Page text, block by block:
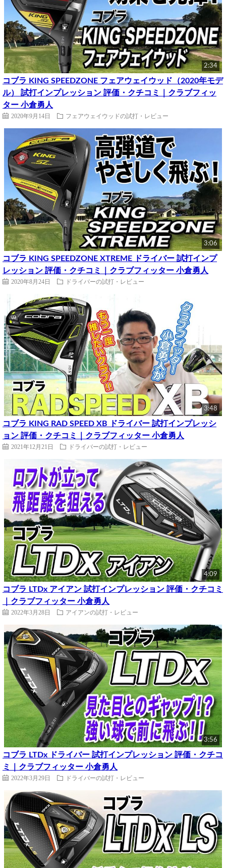
2:34
コブラ KING SPEEDZONE フェアウェイウッド（2020年モデ
ル） 試打インプレッション 評価・クチコミ｜クラブフィッ
ター 小倉勇人
2020年9月14日 フェアウェイウッドの試打・レビュー
3:06
コブラ KING SPEEDZONE XTREME ドライバー 試打インプ
レッション 評価・クチコミ｜クラブフィッター 小倉勇人
2020年8月24日 ドライバーの試打・レビュー
3:48
コブラ KING RAD SPEED XB ドライバー 試打インプレッシ
ョン 評価・クチコミ｜クラブフィッター 小倉勇人
2021年12月21日 ドライバーの試打・レビュー
4:09
コブラ LTDx アイアン 試打インプレッション 評価・クチコミ
｜クラブフィッター 小倉勇人
2022年3月28日 アイアンの試打・レビュー
3:56
コブラ LTDx ドライバー 試打インプレッション 評価・クチコ
ミ｜クラブフィッター 小倉勇人
2022年3月29日 ドライバーの試打・レビュー